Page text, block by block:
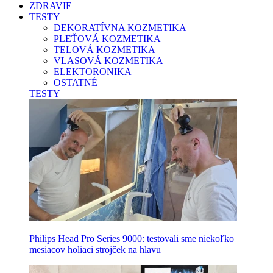
ZDRAVIE
TESTY
DEKORATÍVNA KOZMETIKA
PLEŤOVÁ KOZMETIKA
TELOVÁ KOZMETIKA
VLASOVÁ KOZMETIKA
ELEKTORONIKA
OSTATNÉ
TESTY
Philips Head Pro Series 9000: testovali sme niekoľko
mesiacov holiaci strojček na hlavu